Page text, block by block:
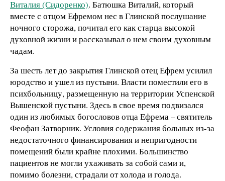
Виталия (Сидоренко). Батюшка Виталий, который
вместе с отцом Ефремом нес в Глинской послушание
ночного сторожа, почитал его как старца высокой
духовной жизни и рассказывал о нем своим духовным
чадам.
За шесть лет до закрытия Глинской отец Ефрем усилил
юродство и ушел из пустыни. Власти поместили его в
психбольницу, размещенную на территории Успенской
Вышенской пустыни. Здесь в свое время подвизался
один из любимых богословов отца Ефрема – святитель
Феофан Затворник. Условия содержания больных из-за
недостаточного финансирования и непригодности
помещений были крайне плохими. Большинство
пациентов не могли ухаживать за собой сами и,
помимо болезни, страдали от холода и голода.